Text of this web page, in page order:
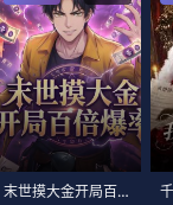
末世摸大金开局百倍爆率